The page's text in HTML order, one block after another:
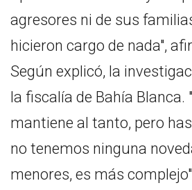
agresores ni de sus
hicieron cargo de nada",
Según explicó, la
la fiscalía de Bahía Blanca.
mantiene al tanto, pero
no tenemos ninguna
menores, es más